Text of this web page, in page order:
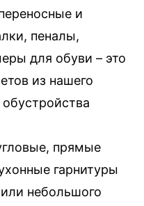
и
пеналы,
для обуви – это
из нашего
прямые
гарнитуры
небольшого